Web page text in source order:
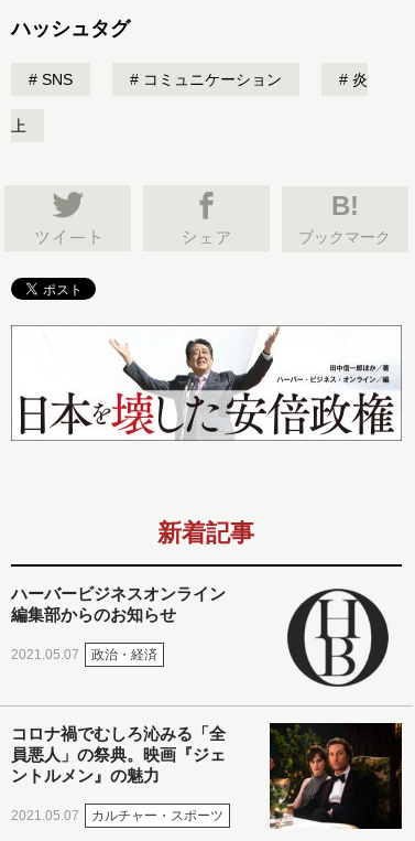
ハッシュタグ
SNS コミュニケーション 炎
上
B!
ブックマーク
新着記事
ハーバービジネスオンライン
編集部からのお知らせ
2021.05.07 政治・経済
コロナ禍でむしろ沁みる「全
員悪人」の祭典。映画『ジェ
ントルメン』の魅力
2021.05.07 カルチャー・スポーツ